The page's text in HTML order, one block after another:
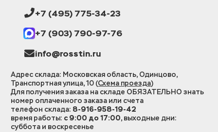
+7 (495) 775-34-23
+7 (903) 790-97-76
info@rosstin.ru
Адрес склада: Московская область, Одинцово,
Транспортная улица, 10 (Схема проезда)
Для получения заказа на складе ОБЯЗАТЕЛЬНО знать
номер оплаченного заказа или счета
телефон склада: 8-916-958-19-42
время работы: с 9:00 до 17:00, выходные дни:
суббота и воскресенье